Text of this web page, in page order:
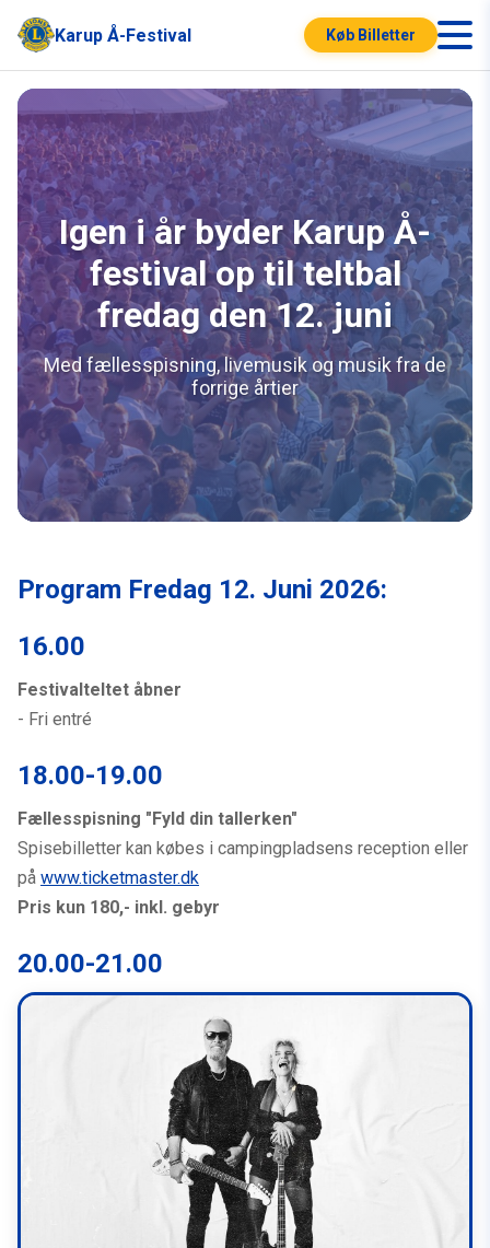
Karup Å-Festival Køb Billetter
Igen i år byder Karup Å-
festival op til teltbal
fredag den 12. juni
Med fællesspisning, livemusik og musik fra de
forrige årtier
Program Fredag 12. Juni 2026:
16.00
Festivalteltet åbner
- Fri entré
18.00-19.00
Fællesspisning "Fyld din tallerken"
Spisebilletter kan købes i campingpladsens reception eller
på www.ticketmaster.dk
Pris kun 180,- inkl. gebyr
20.00-21.00